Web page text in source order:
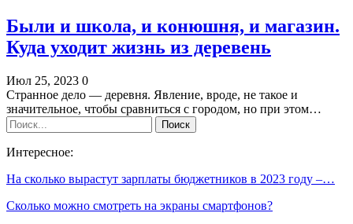
Были и школа, и конюшня, и магазин.
Куда уходит жизнь из деревень
Июл 25, 2023 0
Странное дело — деревня. Явление, вроде, не такое и
значительное, чтобы сравниться с городом, но при этом…
Интересное:
На сколько вырастут зарплаты бюджетников в 2023 году –…
Сколько можно смотреть на экраны смартфонов?